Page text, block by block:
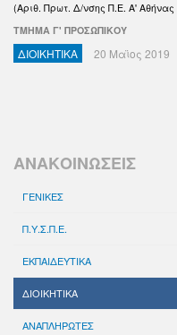
(Αριθ. Πρωτ. Δ/νσης Π.Ε. Α' Αθήνας
ΤΜΗΜΑ Γ' ΠΡΟΣΩΠΙΚΟΥ
ΔΙΟΙΚΗΤΙΚΑ 20 Μαϊος 2019
ΑΝΑΚΟΙΝΩΣΕΙΣ
ΓΕΝΙΚΕΣ
Π.Υ.Σ.Π.Ε.
ΕΚΠΑΙΔΕΥΤΙΚΑ
ΔΙΟΙΚΗΤΙΚΑ
ΑΝΑΠΛΗΡΩΤΕΣ